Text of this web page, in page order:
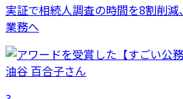
実証で相続人調査の時間を8割削
業務へ